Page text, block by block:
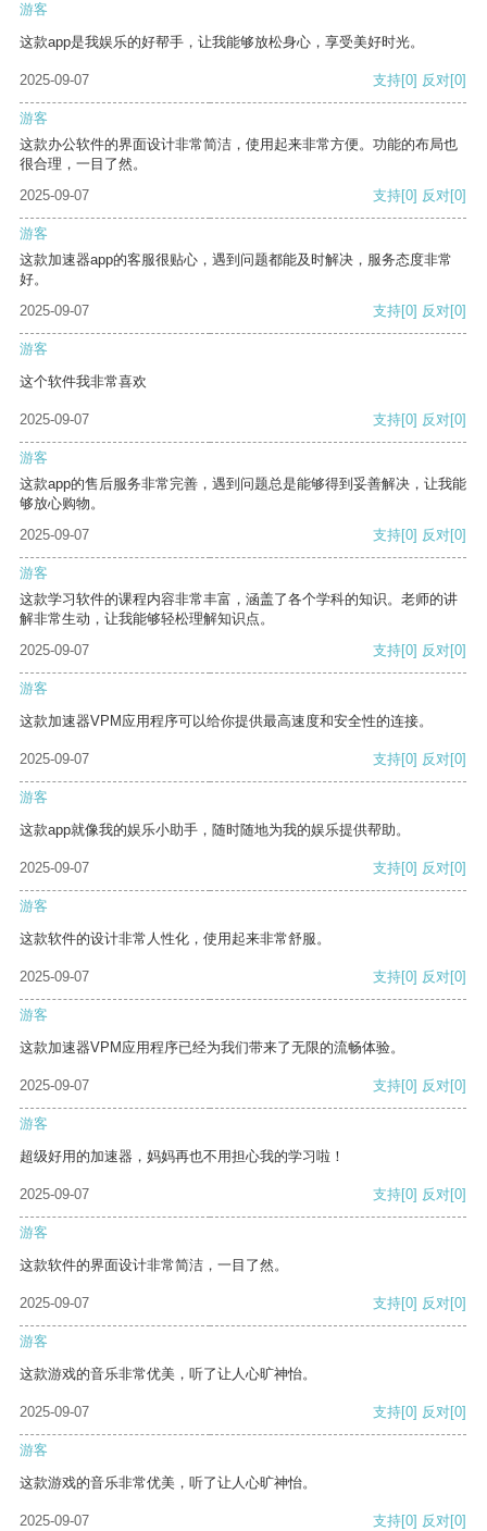
游客
这款app是我娱乐的好帮手，让我能够放松身心，享受美好时光。
2025-09-07 支持[0] 反对[0]
游客
这款办公软件的界面设计非常简洁，使用起来非常方便。功能的布局也
很合理，一目了然。
2025-09-07
支持[0] 反对[0]
游客
这款加速器app的客服很贴心，遇到问题都能及时解决，服务态度非常
好。
2025-09-07
支持[0] 反对[0]
游客
这个软件我非常喜欢
2025-09-07 支持[0] 反对[0]
游客
这款app的售后服务非常完善，遇到问题总是能够得到妥善解决，让我能
够放心购物。
2025-09-07
支持[0] 反对[0]
游客
这款学习软件的课程内容非常丰富，涵盖了各个学科的知识。老师的讲
解非常生动，让我能够轻松理解知识点。
2025-09-07
支持[0] 反对[0]
游客
这款加速器VPM应用程序可以给你提供最高速度和安全性的连接。
2025-09-07 支持[0] 反对[0]
游客
这款app就像我的娱乐小助手，随时随地为我的娱乐提供帮助。
2025-09-07 支持[0] 反对[0]
游客
这款软件的设计非常人性化，使用起来非常舒服。
2025-09-07 支持[0] 反对[0]
游客
这款加速器VPM应用程序已经为我们带来了无限的流畅体验。
2025-09-07 支持[0] 反对[0]
游客
超级好用的加速器，妈妈再也不用担心我的学习啦！
2025-09-07 支持[0] 反对[0]
游客
这款软件的界面设计非常简洁，一目了然。
2025-09-07 支持[0] 反对[0]
游客
这款游戏的音乐非常优美，听了让人心旷神怡。
2025-09-07 支持[0] 反对[0]
游客
这款游戏的音乐非常优美，听了让人心旷神怡。
2025-09-07 支持[0] 反对[0]